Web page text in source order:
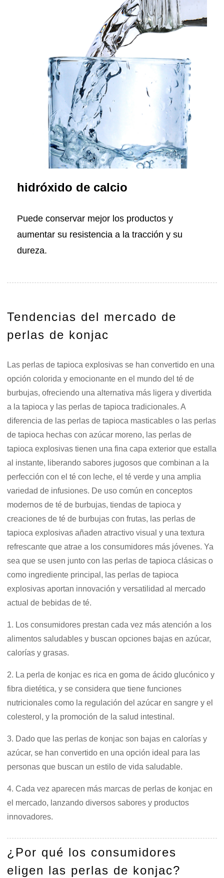
hidróxido de calcio
Puede conservar mejor los productos y
aumentar su resistencia a la tracción y su
dureza.
Tendencias del mercado de
perlas de konjac
Las perlas de tapioca explosivas se han convertido en una
opción colorida y emocionante en el mundo del té de
burbujas, ofreciendo una alternativa más ligera y divertida
a la tapioca y las perlas de tapioca tradicionales. A
diferencia de las perlas de tapioca masticables o las perlas
de tapioca hechas con azúcar moreno, las perlas de
tapioca explosivas tienen una fina capa exterior que estalla
al instante, liberando sabores jugosos que combinan a la
perfección con el té con leche, el té verde y una amplia
variedad de infusiones. De uso común en conceptos
modernos de té de burbujas, tiendas de tapioca y
creaciones de té de burbujas con frutas, las perlas de
tapioca explosivas añaden atractivo visual y una textura
refrescante que atrae a los consumidores más jóvenes. Ya
sea que se usen junto con las perlas de tapioca clásicas o
como ingrediente principal, las perlas de tapioca
explosivas aportan innovación y versatilidad al mercado
actual de bebidas de té.
1. Los consumidores prestan cada vez más atención a los
alimentos saludables y buscan opciones bajas en azúcar,
calorías y grasas.
2. La perla de konjac es rica en goma de ácido glucónico y
fibra dietética, y se considera que tiene funciones
nutricionales como la regulación del azúcar en sangre y el
colesterol, y la promoción de la salud intestinal.
3. Dado que las perlas de konjac son bajas en calorías y
azúcar, se han convertido en una opción ideal para las
personas que buscan un estilo de vida saludable.
4. Cada vez aparecen más marcas de perlas de konjac en
el mercado, lanzando diversos sabores y productos
innovadores.
¿Por qué los consumidores
eligen las perlas de konjac?